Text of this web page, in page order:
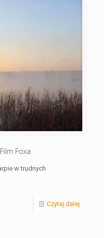
Foxa
w trudnych
Czytaj dalej